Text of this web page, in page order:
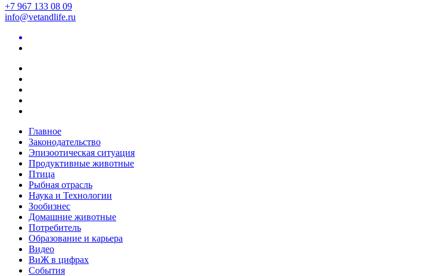
+7 967 133 08 09
info@vetandlife.ru
Главное
Законодательство
Эпизоотическая ситуация
Продуктивные животные
Птица
Рыбная отрасль
Наука и Технологии
Зообизнес
Домашние животные
Потребитель
Образование и карьера
Видео
ВиЖ в цифрах
События